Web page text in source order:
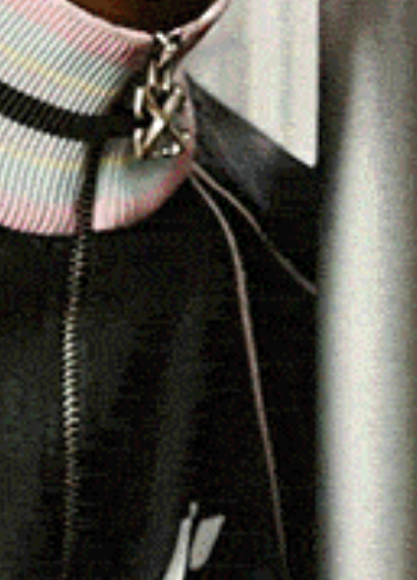
viabilità comunale di Nuoro. Le deviazioni
EmailThreads